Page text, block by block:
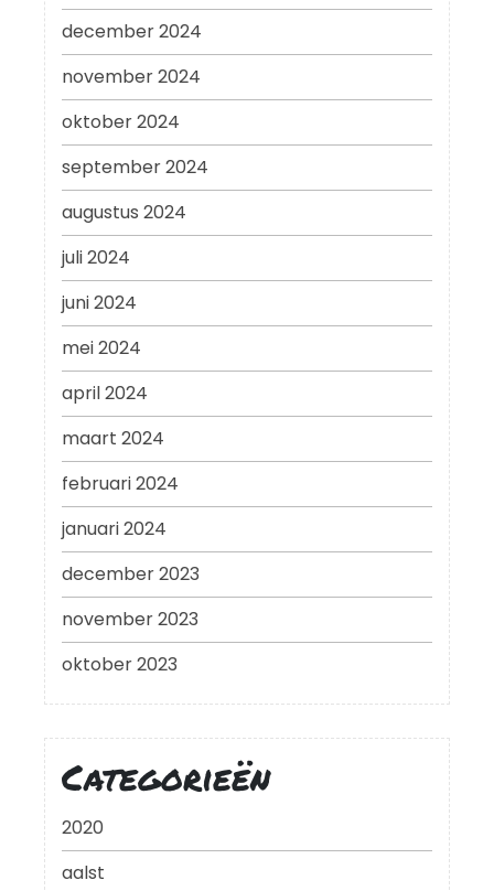
december 2024
november 2024
oktober 2024
september 2024
augustus 2024
juli 2024
juni 2024
mei 2024
april 2024
maart 2024
februari 2024
januari 2024
december 2023
november 2023
oktober 2023
Categorieën
2020
aalst